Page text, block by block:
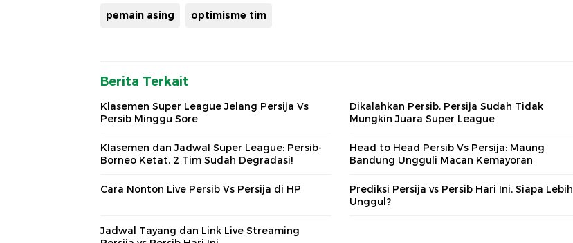
pemain asing optimisme tim
Berita Terkait
Klasemen Super League Jelang Persija Vs
Persib Minggu Sore
Dikalahkan Persib, Persija Sudah Tidak
Mungkin Juara Super League
Klasemen dan Jadwal Super League: Persib-
Borneo Ketat, 2 Tim Sudah Degradasi!
Head to Head Persib Vs Persija: Maung
Bandung Ungguli Macan Kemayoran
Cara Nonton Live Persib Vs Persija di HP
Prediksi Persija vs Persib Hari Ini, Siapa Lebih
Unggul?
Jadwal Tayang dan Link Live Streaming